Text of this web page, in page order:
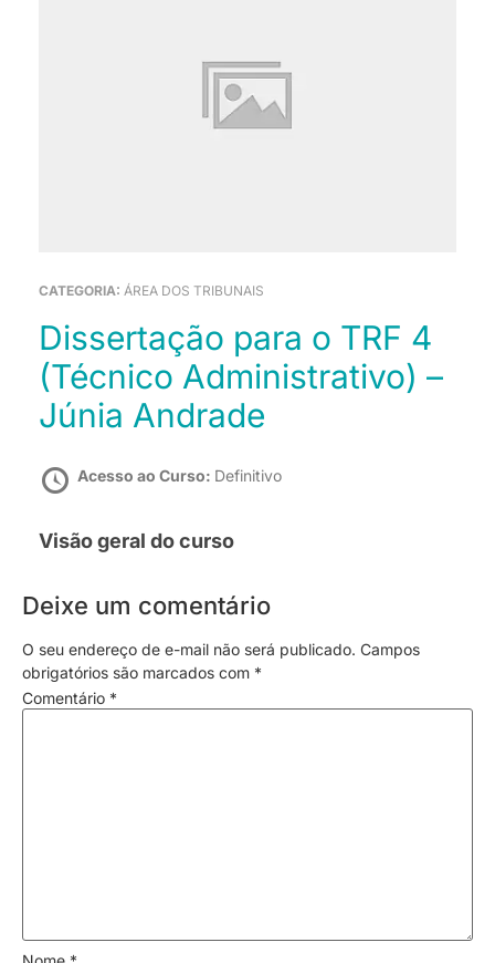
CATEGORIA: ÁREA DOS TRIBUNAIS
Dissertação para o TRF 4
(Técnico Administrativo) –
Júnia Andrade
Acesso ao Curso: Definitivo
Visão geral do curso
Deixe um comentário
O seu endereço de e-mail não será publicado. Campos
obrigatórios são marcados com *
Comentário *